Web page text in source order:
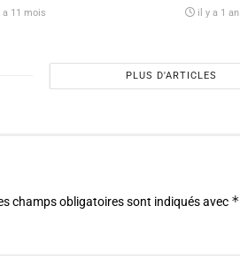
a 11 mois il y a 1 an
PLUS D'ARTICLES
champs obligatoires sont indiqués avec *